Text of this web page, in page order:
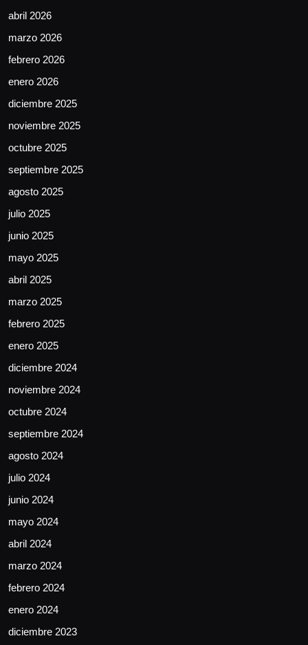
abril 2026
marzo 2026
febrero 2026
enero 2026
diciembre 2025
noviembre 2025
octubre 2025
septiembre 2025
agosto 2025
julio 2025
junio 2025
mayo 2025
abril 2025
marzo 2025
febrero 2025
enero 2025
diciembre 2024
noviembre 2024
octubre 2024
septiembre 2024
agosto 2024
julio 2024
junio 2024
mayo 2024
abril 2024
marzo 2024
febrero 2024
enero 2024
diciembre 2023